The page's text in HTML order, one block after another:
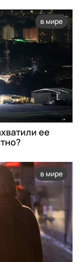
в мире
ее
в мире